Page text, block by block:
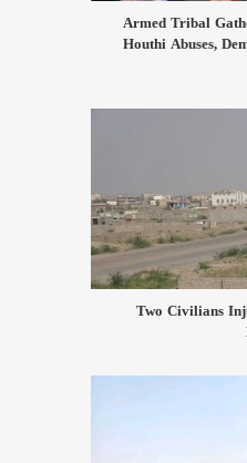
Armed Tribal
Houthi Abuses,
Two Civilians